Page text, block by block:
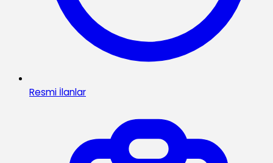
Resmi İlanlar